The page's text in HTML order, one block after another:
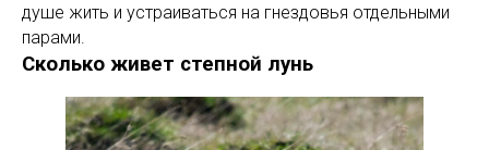
душе жить и устраиваться на гнездовья отдельными
парами.
Сколько живет степной лунь